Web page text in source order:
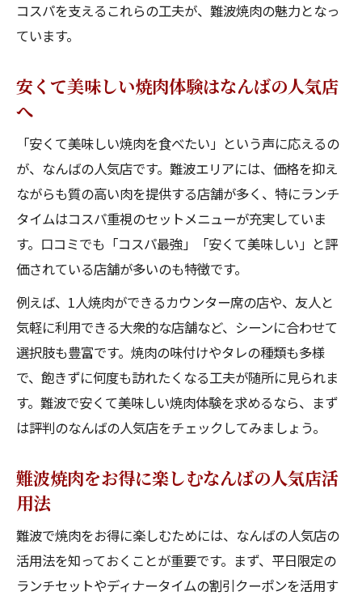
コスパを支えるこれらの工夫が、難波焼肉の魅力となっ
ています。
安くて美味しい焼肉体験はなんばの人気店
へ
「安くて美味しい焼肉を食べたい」という声に応えるの
が、なんばの人気店です。難波エリアには、価格を抑え
ながらも質の高い肉を提供する店舗が多く、特にランチ
タイムはコスパ重視のセットメニューが充実していま
す。口コミでも「コスパ最強」「安くて美味しい」と評
価されている店舗が多いのも特徴です。
例えば、1人焼肉ができるカウンター席の店や、友人と
気軽に利用できる大衆的な店舗など、シーンに合わせて
選択肢も豊富です。焼肉の味付けやタレの種類も多様
で、飽きずに何度も訪れたくなる工夫が随所に見られま
す。難波で安くて美味しい焼肉体験を求めるなら、まず
は評判のなんばの人気店をチェックしてみましょう。
難波焼肉をお得に楽しむなんばの人気店活
用法
難波で焼肉をお得に楽しむためには、なんばの人気店の
活用法を知っておくことが重要です。まず、平日限定の
ランチセットやディナータイムの割引クーポンを活用す